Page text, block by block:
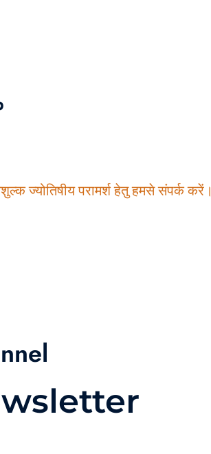
ज्योतिषीय परामर्श हेतु हमसे संपर्क करें।